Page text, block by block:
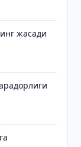
жасади